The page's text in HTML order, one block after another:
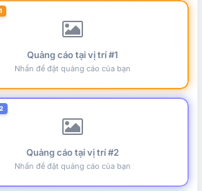
Quảng cáo tại vị trí #1
Nhấn để đặt quảng cáo của bạn
Quảng cáo tại vị trí #2
Nhấn để đặt quảng cáo của bạn